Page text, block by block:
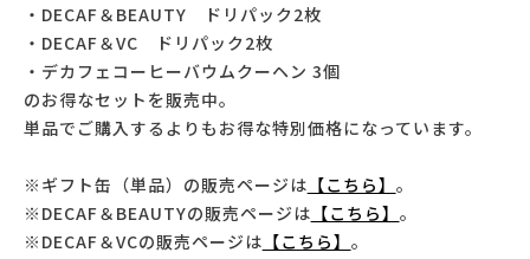
・DECAF＆BEAUTY ドリパック2枚
・DECAF＆VC ドリパック2枚
・デカフェコーヒーバウムクーヘン 3個
のお得なセットを販売中。
単品でご購入するよりもお得な特別価格になっています。
※ギフト缶（単品）の販売ページは 【こちら】 。
※DECAF＆BEAUTYの販売ページは 【こちら】 。
※DECAF＆VCの販売ページは 【こちら】 。